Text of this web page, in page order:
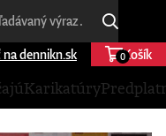
na dennikn.sk Košík
0
Karikatúry